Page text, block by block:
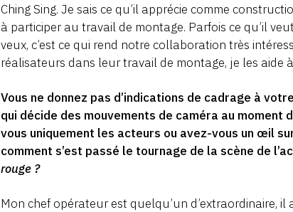
Ching Sing. Je sais ce qu’il apprécie comme
à participer au travail de montage. Parfois ce qu’il
veux, c’est ce qui rend notre collaboration très
réalisateurs dans leur travail de montage, je les aide
Vous ne donnez pas d’indications de cadrage à
qui décide des mouvements de caméra au
vous uniquement les acteurs ou avez-vous un œil
comment s’est passé le tournage de la scène de
rouge ?
Mon chef opérateur est quelqu’un d’extraordinaire,